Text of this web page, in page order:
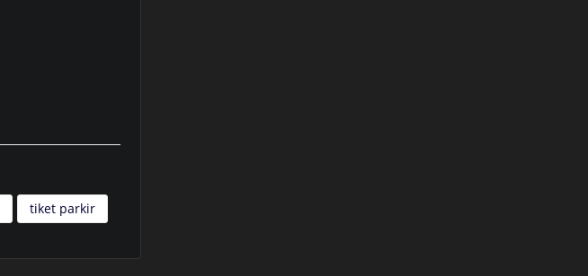
tiket parkir